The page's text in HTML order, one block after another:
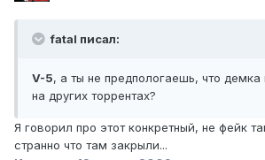
fatal писал:
V-5, а ты не предпологаешь, что
на других торрентах?
Я говорил про этот конкретный, не фейк
странно что там закрыли...